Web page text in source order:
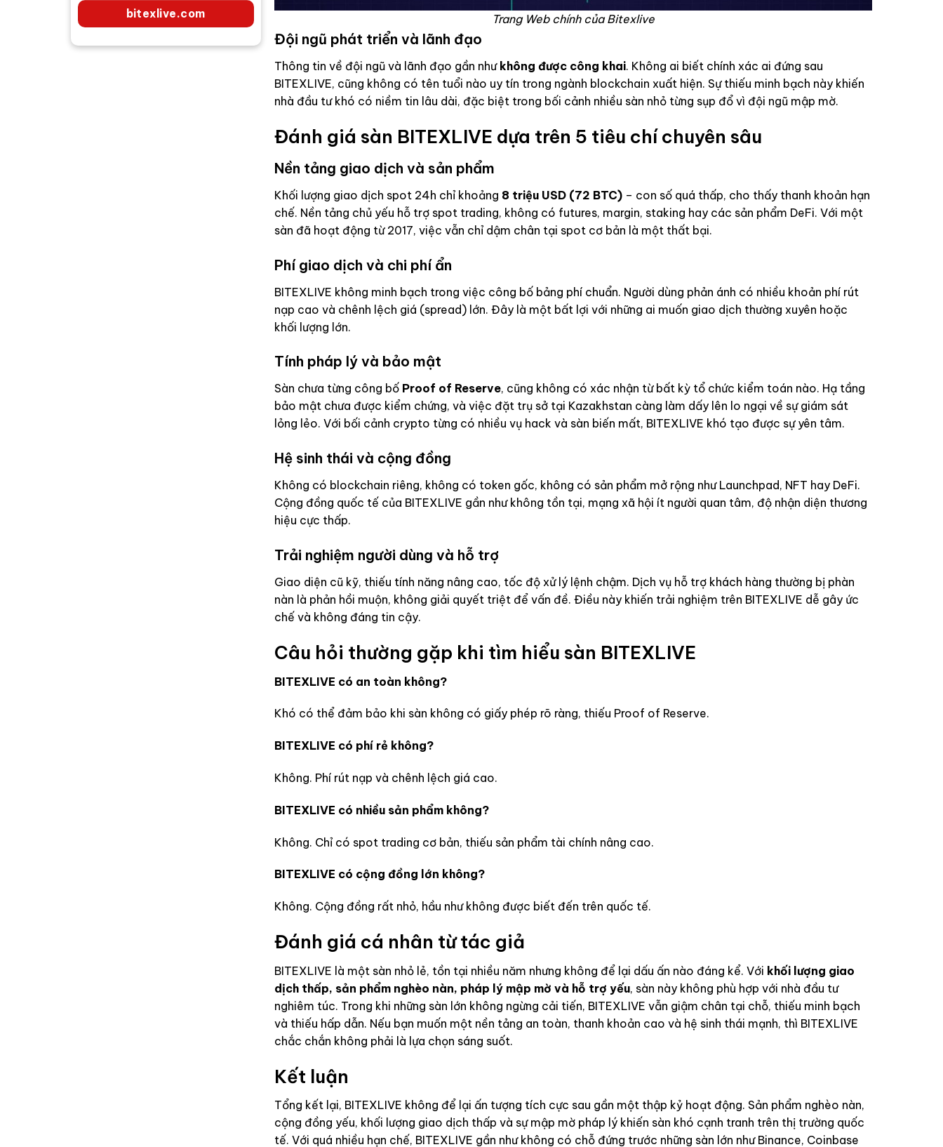
bitexlive.com Trang Web chính của Bitexlive
Đội ngũ phát triển và lãnh đạo
Thông tin về đội ngũ và lãnh đạo gần như không được công khai. Không ai biết chính xác ai đứng sau
BITEXLIVE, cũng không có tên tuổi nào uy tín trong ngành blockchain xuất hiện. Sự thiếu minh bạch này khiến
nhà đầu tư khó có niềm tin lâu dài, đặc biệt trong bối cảnh nhiều sàn nhỏ từng sụp đổ vì đội ngũ mập mờ.
Đánh giá sàn BITEXLIVE dựa trên 5 tiêu chí chuyên sâu
Nền tảng giao dịch và sản phẩm
Khối lượng giao dịch spot 24h chỉ khoảng 8 triệu USD (72 BTC) – con số quá thấp, cho thấy thanh khoản hạn
chế. Nền tảng chủ yếu hỗ trợ spot trading, không có futures, margin, staking hay các sản phẩm DeFi. Với một
sàn đã hoạt động từ 2017, việc vẫn chỉ dậm chân tại spot cơ bản là một thất bại.
Phí giao dịch và chi phí ẩn
BITEXLIVE không minh bạch trong việc công bố bảng phí chuẩn. Người dùng phản ánh có nhiều khoản phí rút
nạp cao và chênh lệch giá (spread) lớn. Đây là một bất lợi với những ai muốn giao dịch thường xuyên hoặc
khối lượng lớn.
Tính pháp lý và bảo mật
Sàn chưa từng công bố Proof of Reserve, cũng không có xác nhận từ bất kỳ tổ chức kiểm toán nào. Hạ tầng
bảo mật chưa được kiểm chứng, và việc đặt trụ sở tại Kazakhstan càng làm dấy lên lo ngại về sự giám sát
lỏng lẻo. Với bối cảnh crypto từng có nhiều vụ hack và sàn biến mất, BITEXLIVE khó tạo được sự yên tâm.
Hệ sinh thái và cộng đồng
Không có blockchain riêng, không có token gốc, không có sản phẩm mở rộng như Launchpad, NFT hay DeFi.
Cộng đồng quốc tế của BITEXLIVE gần như không tồn tại, mạng xã hội ít người quan tâm, độ nhận diện thương
hiệu cực thấp.
Trải nghiệm người dùng và hỗ trợ
Giao diện cũ kỹ, thiếu tính năng nâng cao, tốc độ xử lý lệnh chậm. Dịch vụ hỗ trợ khách hàng thường bị phàn
nàn là phản hồi muộn, không giải quyết triệt để vấn đề. Điều này khiến trải nghiệm trên BITEXLIVE dễ gây ức
chế và không đáng tin cậy.
Câu hỏi thường gặp khi tìm hiểu sàn BITEXLIVE
BITEXLIVE có an toàn không?
Khó có thể đảm bảo khi sàn không có giấy phép rõ ràng, thiếu Proof of Reserve.
BITEXLIVE có phí rẻ không?
Không. Phí rút nạp và chênh lệch giá cao.
BITEXLIVE có nhiều sản phẩm không?
Không. Chỉ có spot trading cơ bản, thiếu sản phẩm tài chính nâng cao.
BITEXLIVE có cộng đồng lớn không?
Không. Cộng đồng rất nhỏ, hầu như không được biết đến trên quốc tế.
Đánh giá cá nhân từ tác giả
BITEXLIVE là một sàn nhỏ lẻ, tồn tại nhiều năm nhưng không để lại dấu ấn nào đáng kể. Với khối lượng giao
dịch thấp, sản phẩm nghèo nàn, pháp lý mập mờ và hỗ trợ yếu, sàn này không phù hợp với nhà đầu tư
nghiêm túc. Trong khi những sàn lớn không ngừng cải tiến, BITEXLIVE vẫn giậm chân tại chỗ, thiếu minh bạch
và thiếu hấp dẫn. Nếu bạn muốn một nền tảng an toàn, thanh khoản cao và hệ sinh thái mạnh, thì BITEXLIVE
chắc chắn không phải là lựa chọn sáng suốt.
Kết luận
Tổng kết lại, BITEXLIVE không để lại ấn tượng tích cực sau gần một thập kỷ hoạt động. Sản phẩm nghèo nàn,
cộng đồng yếu, khối lượng giao dịch thấp và sự mập mờ pháp lý khiến sàn khó cạnh tranh trên thị trường quốc
tế. Với quá nhiều hạn chế, BITEXLIVE gần như không có chỗ đứng trước những sàn lớn như Binance, Coinbase